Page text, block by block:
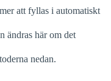
att fyllas i automatiskt
ändras här om det
nedan.